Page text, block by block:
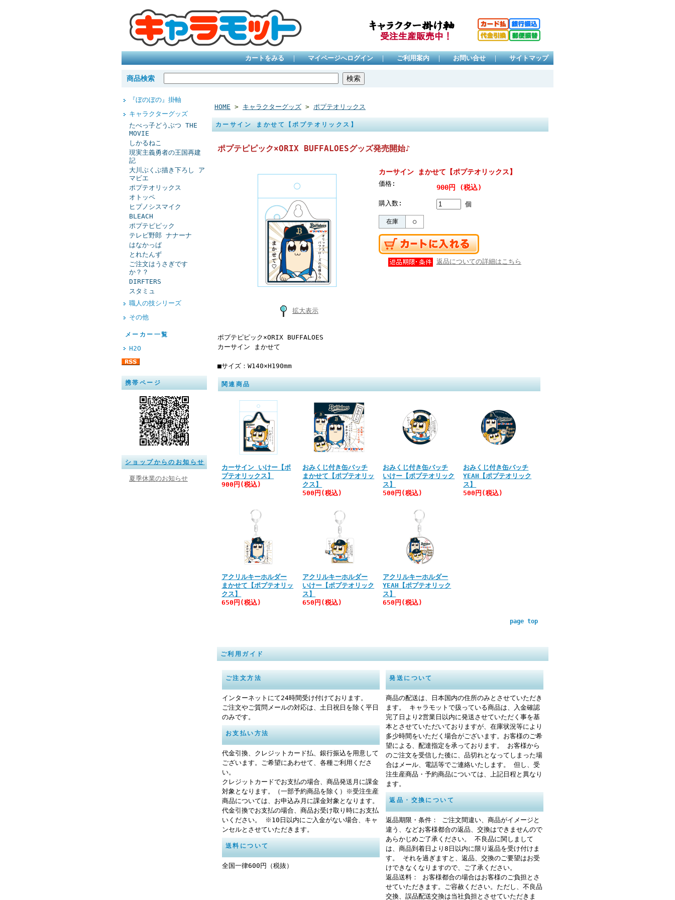
カートをみる ｜ マイページへログイン ｜ ご利用案内 ｜ お問い合せ ｜ サイトマップ
商品検索
『ぼのぼの』掛軸
キャラクターグッズ
たべっ子どうぶつ THE
MOVIE
しかるねこ
現実主義勇者の王国再建
記
大川ぶくぶ描き下ろし ア
マビエ
ポプテオリックス
オトッペ
ヒプノシスマイク
BLEACH
ポプテピピック
テレビ野郎 ナナーナ
はなかっぱ
とれたんず
ご注文はうさぎです
か？？
DIRFTERS
スタミュ
職人の技シリーズ
その他
メーカー一覧
H2O
携帯ページ
ショップからのお知らせ
夏季休業のお知らせ
HOME > キャラクターグッズ > ポプテオリックス
カーサイン まかせて【ポプテオリックス】
ポプテピピック×ORIX BUFFALOESグッズ発売開始♪
拡大表示
カーサイン まかせて【ポプテオリックス】
価格: 900円 (税込)
購入数: 個
在庫 ○
返品についての詳細はこちら
ポプテピピック×ORIX BUFFALOES
カーサイン まかせて
■サイズ：W140×H190mm
関連商品
カーサイン いけー【ポ
プテオリックス】
900円(税込)
おみくじ付き缶バッチ
まかせて【ポプテオリッ
クス】
500円(税込)
おみくじ付き缶バッチ
いけー【ポプテオリック
ス】
500円(税込)
おみくじ付き缶バッチ
YEAH【ポプテオリック
ス】
500円(税込)
アクリルキーホルダー
まかせて【ポプテオリッ
クス】
650円(税込)
アクリルキーホルダー
いけー【ポプテオリック
ス】
650円(税込)
アクリルキーホルダー
YEAH【ポプテオリック
ス】
650円(税込)
page top
ご利用ガイド
ご注文方法
インターネットにて24時間受け付けております。
ご注文やご質問メールの対応は、土日祝日を除く平日
のみです。
お支払い方法
代金引換、クレジットカード払、銀行振込を用意して
ございます。ご希望にあわせて、各種ご利用くださ
い。
クレジットカードでお支払の場合、商品発送月に課金
対象となります。（一部予約商品を除く）※受注生産
商品については、お申込み月に課金対象となります。
代金引換でお支払の場合、商品お受け取り時にお支払
いください。 ※10日以内にご入金がない場合、キャ
ンセルとさせていただきます。
送料について
全国一律600円（税抜）
発送について
商品の配送は、日本国内の住所のみとさせていただき
ます。 キャラモットで扱っている商品は、入金確認
完了日より2営業日以内に発送させていただく事を基
本とさせていただいておりますが、在庫状況等により
多少時間をいただく場合がございます。お客様のご希
望による、配達指定を承っております。 お客様から
のご注文を受信した後に、品切れとなってしまった場
合はメール、電話等でご連絡いたします。 但し、受
注生産商品・予約商品については、上記日程と異なり
ます。
返品・交換について
返品期限・条件： ご注文間違い、商品がイメージと
違う、などお客様都合の返品、交換はできませんので
あらかじめご了承ください。 不良品に関しまして
は、商品到着日より8日以内に限り返品を受け付けま
す。 それを過ぎますと、返品、交換のご要望はお受
けできなくなりますので、ご了承ください。
返品送料： お客様都合の場合はお客様のご負担とさ
せていただきます。ご容赦ください。ただし、不良品
交換、誤品配送交換は当社負担とさせていただきま